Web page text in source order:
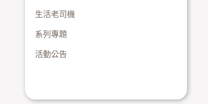
生活老司機
系列專題
活動公告